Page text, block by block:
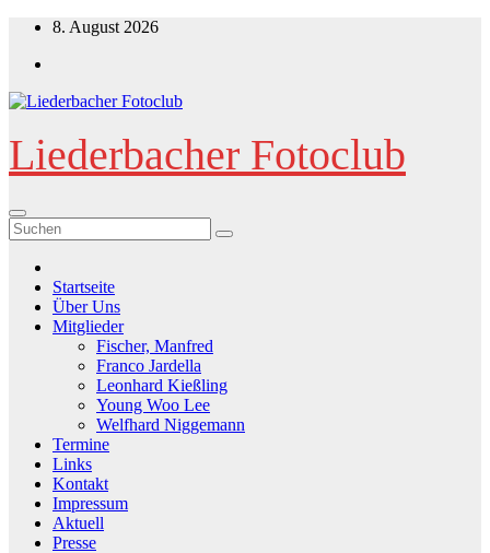
Zum
springen
8. August 2026
Liederbacher Fotoclub
Startseite
Über Uns
Mitglieder
Fischer, Manfred
Franco Jardella
Leonhard Kießling
Young Woo Lee
Welfhard Niggemann
Termine
Links
Kontakt
Impressum
Aktuell
Presse